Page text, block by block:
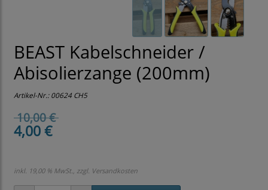
BEAST Kabelschneider /
Abisolierzange (200mm)
Artikel-Nr.:00624 CH5
10,00 €
4,00 €
inkl. 19,00 % MwSt., zzgl. Versandkosten